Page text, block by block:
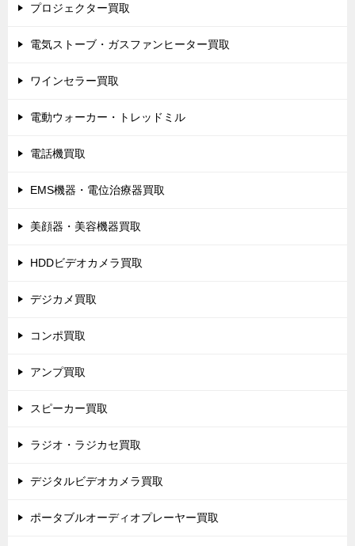
プロジェクター買取
電気ストーブ・ガスファンヒーター買取
ワインセラー買取
電動ウォーカー・トレッドミル
電話機買取
EMS機器・電位治療器買取
美顔器・美容機器買取
HDDビデオカメラ買取
デジカメ買取
コンポ買取
アンプ買取
スピーカー買取
ラジオ・ラジカセ買取
デジタルビデオカメラ買取
ポータブルオーディオプレーヤー買取